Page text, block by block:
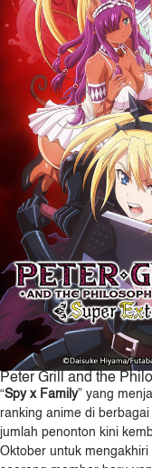
Peter Grill and the
“Spy x Family” yang
ranking anime di
jumlah penonton kini
Oktober untuk